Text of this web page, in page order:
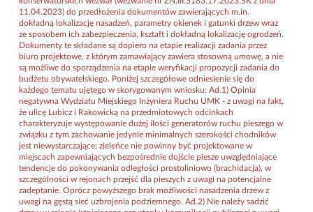
11.04.2023) do przedłożenia dokumentów zawierających m.in.
dokładną lokalizację nasadzeń, parametry okienek i gatunki drzew wraz
ze sposobem ich zabezpieczenia, kształt i dokładną lokalizację ogrodzeń.
Dokumenty te składane są dopiero na etapie realizacji zadania przez
biuro projektowe, z którym zamawiający zawiera stosowną umowę, a nie
są możliwe do sporządzenia na etapie weryfikacji propozycji zadania do
budżetu obywatelskiego. Poniżej szczegółowe odniesienie się do
każdego tematu ujętego w skorygowanym wniosku: Ad.1) Opinia
negatywna Wydziału Miejskiego Inżyniera Ruchu UMK - z uwagi na fakt,
że ulicę Lubicz i Rakowicką na przedmiotowych odcinkach
charakteryzuje występowanie dużej ilości generatorów ruchu pieszego w
związku z tym zachowanie jedynie minimalnych szerokości chodników
jest niewystarczające; zieleńce nie powinny być projektowane w
miejscach zapewniających bezpośrednie dojście piesze uwzględniające
tendencje do pokonywania odległości prostoliniowo (brachidacja), w
szczególności w rejonach przejść dla pieszych z uwagi na potencjalne
zadeptanie. Oprócz powyższego brak możliwości nasadzenia drzew z
uwagi na gęstą sieć uzbrojenia podziemnego. Ad.2) Nie należy sadzić